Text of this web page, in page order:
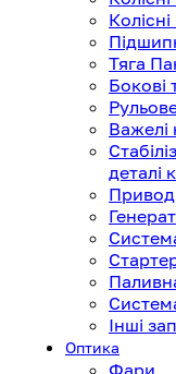
Тяга
Бокові
Важелі
деталі
Інші
Оптика
Фари